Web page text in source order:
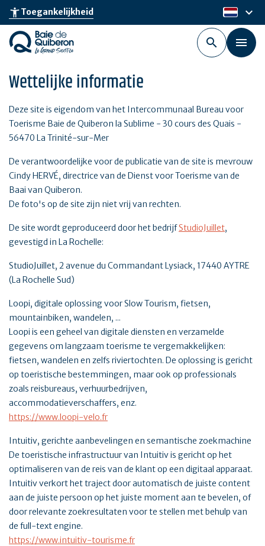
Skip
main
content
accessibility_newToegankelijkheid nl
keyboard_arrow_down
Wettelijke informatie
Deze site is eigendom van het Intercommunaal Bureau voor
Toerisme Baie de Quiberon la Sublime - 30 cours des Quais -
56470 La Trinité-sur-Mer
De verantwoordelijke voor de publicatie van de site is mevrouw
Cindy HERVÉ, directrice van de Dienst voor Toerisme van de
Baai van Quiberon.
De foto's op de site zijn niet vrij van rechten.
De site wordt geproduceerd door het bedrijfStudioJuillet,
gevestigd in La Rochelle:
StudioJuillet, 2 avenue du Commandant Lysiack, 17440 AYTRE
(La Rochelle Sud)
Loopi, digitale oplossing voor Slow Tourism, fietsen,
mountainbiken, wandelen, ...
Loopi is een geheel van digitale diensten en verzamelde
gegevens om langzaam toerisme te vergemakkelijken:
fietsen, wandelen en zelfs riviertochten. De oplossing is gericht
op toeristische bestemmingen, maar ook op professionals
zoals reisbureaus, verhuurbedrijven,
accommodatieverschaffers, enz.
https://www.loopi-velo.fr
Intuitiv, gerichte aanbevelingen en semantische zoekmachine
De toeristische infrastructuur van Intuitiv is gericht op het
optimaliseren van de reis van de klant op een digitaal apparaat.
Intuitiv verkort het traject door automatisch de juiste content
aan de juiste persoon op het juiste moment aan te bevelen, of
door relevante zoekresultaten voor te stellen met behulp van
de full-text engine.
https://www.intuitiv-tourisme.fr